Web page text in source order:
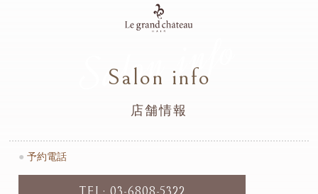
Salon info
Salon info
店舗情報
● 予約電話